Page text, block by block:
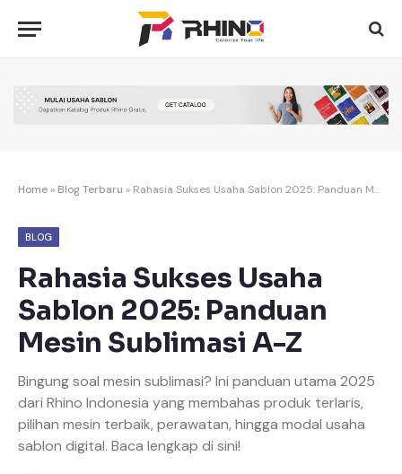
Home » Blog Terbaru » Rahasia Sukses Usaha Sablon 2025: Panduan Mesin Sublimasi A-Z
BLOG
Rahasia Sukses Usaha
Sablon 2025: Panduan
Mesin Sublimasi A-Z
Bingung soal mesin sublimasi? Ini panduan utama 2025
dari Rhino Indonesia yang membahas produk terlaris,
pilihan mesin terbaik, perawatan, hingga modal usaha
sablon digital. Baca lengkap di sini!